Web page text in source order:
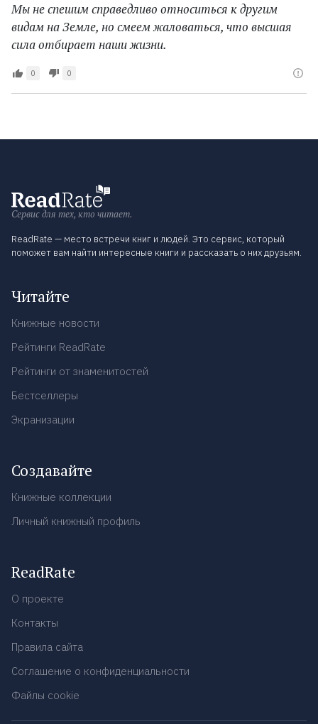
Мы не спешим справедливо относиться к другим
видам на Земле, но смеем жаловаться, что высшая
сила отбирает наши жизни.
0 0
Сервис для тех, кто читает.
ReadRate — место встречи книг и людей. Это сервис, который
поможет вам найти интересные книги и рассказать о них друзьям.
Читайте
Книжные новости
Рейтинги ReadRate
Рейтинги от знаменитостей
Бестселлеры
Экранизации
Создавайте
Книжные коллекции
Личный книжный профиль
ReadRate
О проекте
Контакты
Правила сайта
Соглашение о конфиденциальности
Файлы cookie